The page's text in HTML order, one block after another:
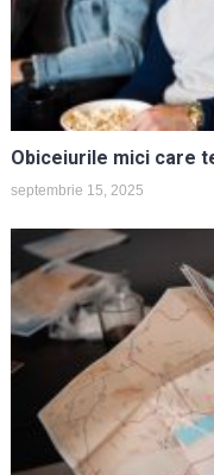
Obiceiurile mici care
septembrie 15, 2025